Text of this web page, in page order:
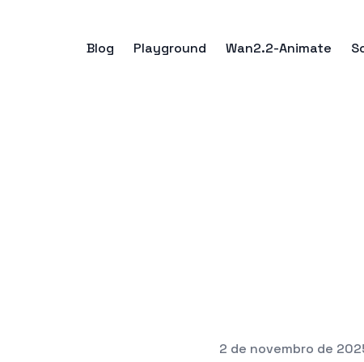
Blog Playground Wan2.2-Animate
2 de novembro de